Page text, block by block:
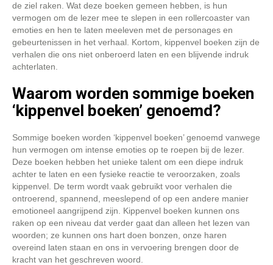
de ziel raken. Wat deze boeken gemeen hebben, is hun
vermogen om de lezer mee te slepen in een rollercoaster van
emoties en hen te laten meeleven met de personages en
gebeurtenissen in het verhaal. Kortom, kippenvel boeken zijn de
verhalen die ons niet onberoerd laten en een blijvende indruk
achterlaten.
Waarom worden sommige boeken
‘kippenvel boeken’ genoemd?
Sommige boeken worden ‘kippenvel boeken’ genoemd vanwege
hun vermogen om intense emoties op te roepen bij de lezer.
Deze boeken hebben het unieke talent om een diepe indruk
achter te laten en een fysieke reactie te veroorzaken, zoals
kippenvel. De term wordt vaak gebruikt voor verhalen die
ontroerend, spannend, meeslepend of op een andere manier
emotioneel aangrijpend zijn. Kippenvel boeken kunnen ons
raken op een niveau dat verder gaat dan alleen het lezen van
woorden; ze kunnen ons hart doen bonzen, onze haren
overeind laten staan en ons in vervoering brengen door de
kracht van het geschreven woord.